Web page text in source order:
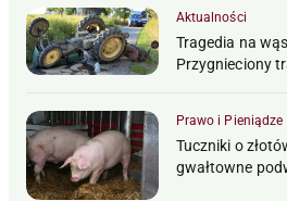
Aktualności
Tragedia na
Przygnieciony
Prawo i Pieniądze
Tuczniki o
gwałtowne